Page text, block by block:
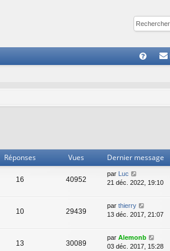
Réponses Vues Dernier message
16 40952
par Luc
21 déc. 2022, 19:10
10 29439
par thierry
13 déc. 2017, 21:07
13 30089
par Alemonb
03 déc. 2017, 15:28